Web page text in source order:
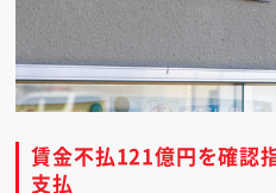
賃金不払121億円を確認
支払